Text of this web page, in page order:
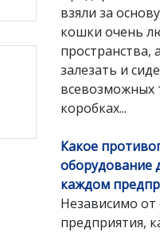
взяли за
кошки очень
пространства,
залезать и
всевозможных
коробках...
Какое
оборудование
каждом
Независимо от
предприятия,